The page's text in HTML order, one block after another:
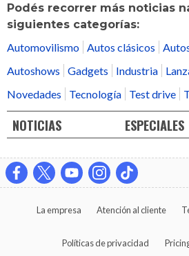
Podés recorrer más noticias
siguientes categorías:
Automovilismo Autos clásicos
Autoshows
Gadgets Industria
Novedades
Tecnología Test drive
NOTICIAS ESPECIALES
La empresa Atención al cliente
Políticas de privacidad